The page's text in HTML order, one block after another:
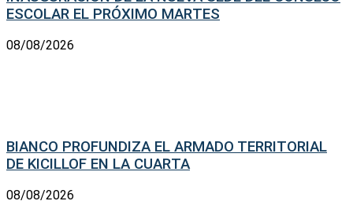
ESCOLAR EL PRÓXIMO MARTES
08/08/2026
BIANCO PROFUNDIZA EL ARMADO TERRITORIAL
DE KICILLOF EN LA CUARTA
08/08/2026